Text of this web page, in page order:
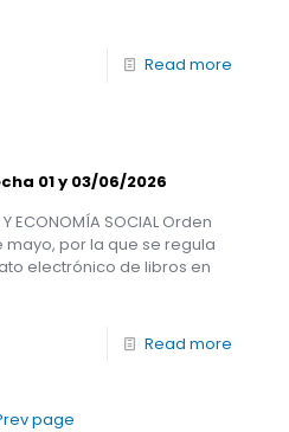
Read more
01 y 03/06/2026
Y ECONOMÍA SOCIAL Orden
mayo, por la que se regula
electrónico de libros en
Read more
page